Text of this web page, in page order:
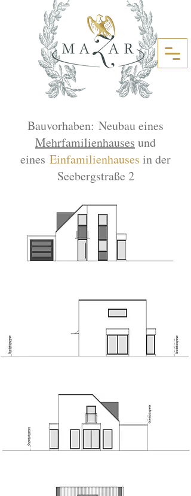
Bauvorhaben: Neubau eines
Mehrfamilienhauses und
eines Einfamilienhauses in der
Seebergstraße 2